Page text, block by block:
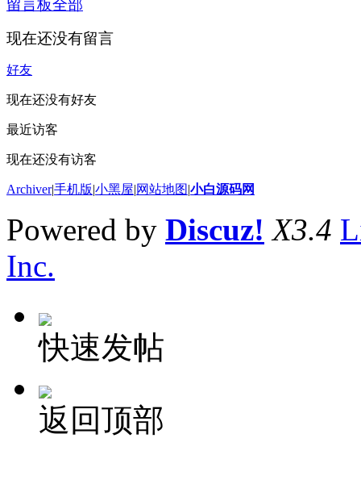
留言板全部
现在还没有留言
好友
现在还没有好友
最近访客
现在还没有访客
Archiver|手机版|小黑屋|网站地图|小白源码网
Powered by Discuz! X3.4
Inc.
快速发帖
返回顶部